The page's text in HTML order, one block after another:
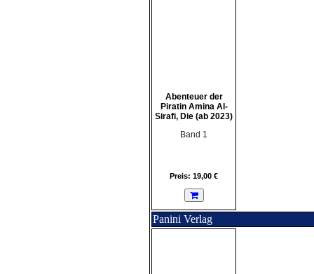
Abenteuer der
Piratin Amina Al-
Sirafi, Die (ab 2023)
Band 1
Preis: 19,00 €
Panini Verlag